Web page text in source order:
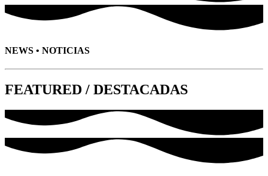
NEWS • NOTICIAS
FEATURED / DESTACADAS